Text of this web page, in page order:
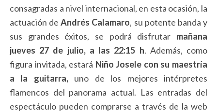
consagradas a nivel internacional, en esta ocasión, la
actuación deAndrés Calamaro, su potente banda y
sus grandes éxitos, se podrá disfrutar mañana
jueves 27 de julio, a las 22:15 h. Además, como
figura invitada, estará Niño Josele con su maestría
a la guitarra,uno de los mejores intérpretes
flamencos del panorama actual. Las entradas del
espectáculo pueden comprarse a través de la web